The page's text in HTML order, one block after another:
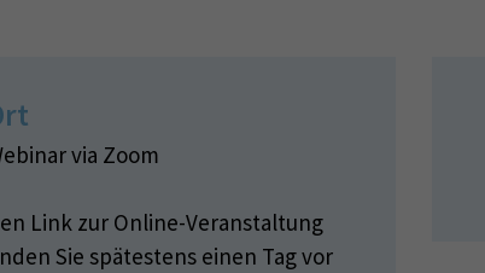
via Zoom
Link zur Online-Veranstaltung
Sie spätestens einen Tag vor